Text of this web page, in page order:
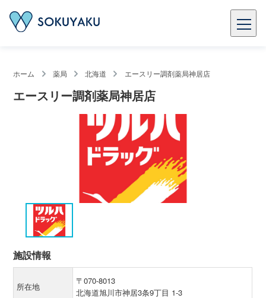
ホーム 薬局 北海道 エースリー調剤薬局神居店
エースリー調剤薬局神居店
施設情報
所在地
〒070-8013
北海道旭川市神居3条9丁目 1-3